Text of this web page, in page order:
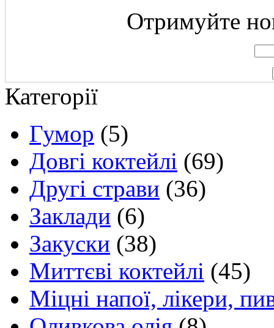
Отримуйте
Категорії
Гумор (5)
Довгі коктейлі (69)
Другі страви (36)
Заклади (6)
Закуски (38)
Миттєві коктейлі (45)
Міцні напої, лікери,